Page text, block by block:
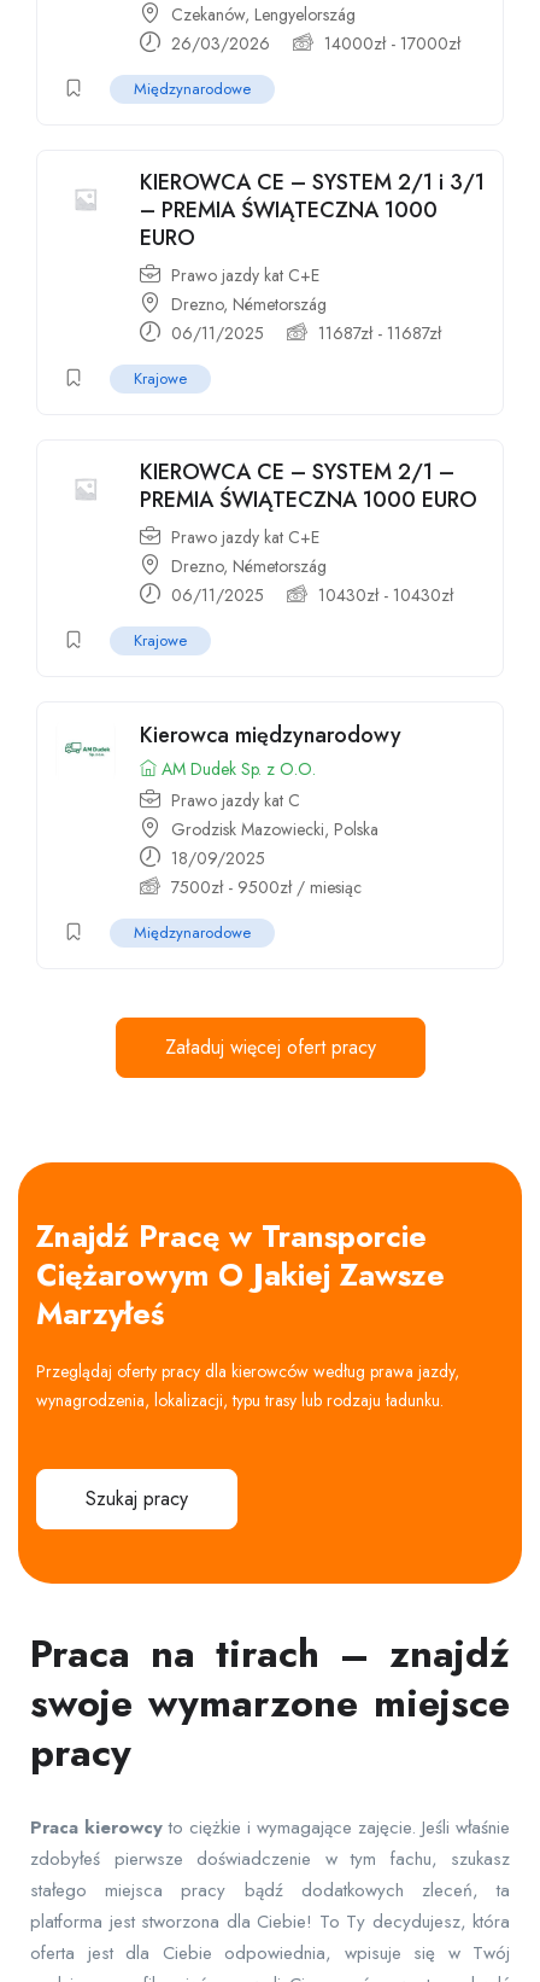
Czekanów, Lengyelország
26/03/2026
14000zł- 17000zł
Międzynarodowe
KIEROWCA CE – SYSTEM 2/1 i 3/1
– PREMIA ŚWIĄTECZNA 1000
EURO
Prawo jazdy kat C+E
Drezno, Németország
06/11/2025
11687zł- 11687zł
Krajowe
KIEROWCA CE – SYSTEM 2/1 –
PREMIA ŚWIĄTECZNA 1000 EURO
Prawo jazdy kat C+E
Drezno, Németország
06/11/2025
10430zł- 10430zł
Krajowe
Kierowca międzynarodowy
AM Dudek Sp. z O.O.
Prawo jazdy kat C
Grodzisk Mazowiecki, Polska
18/09/2025
7500zł- 9500zł/ miesiąc
Międzynarodowe
Załaduj więcej ofert pracy
Znajdź Pracę w Transporcie
Ciężarowym O Jakiej Zawsze
Marzyłeś
Przeglądaj oferty pracy dla kierowców według prawa jazdy,
wynagrodzenia, lokalizacji, typu trasy lub rodzaju ładunku.
Szukaj pracy
Praca na tirach – znajdź
swoje wymarzone miejsce
pracy
Praca kierowcyto ciężkie i wymagające zajęcie. Jeśli właśnie
zdobyłeś pierwsze doświadczenie w tym fachu, szukasz
stałego miejsca pracy bądź dodatkowych zleceń, ta
platforma jest stworzona dla Ciebie! To Ty decydujesz, która
oferta jest dla Ciebie odpowiednia, wpisuje się w Twój